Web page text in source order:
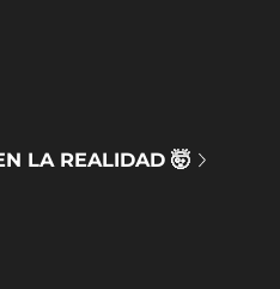
LA REALIDAD 🤯